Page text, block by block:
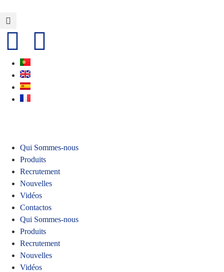
Qui Sommes-nous
Produits
Recrutement
Nouvelles
Vidéos
Contactos
Qui Sommes-nous
Produits
Recrutement
Nouvelles
Vidéos